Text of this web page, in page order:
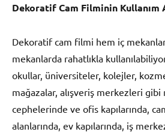
Dekoratif Cam Filminin Kullanım
Dekoratif cam filmi hem iç
mekanlarda rahatlıkla
okullar, üniversiteler, kolejler,
mağazalar, alışveriş merkezleri gibi
cephelerinde ve ofis kapılarında,
alanlarında, ev kapılarında, iş